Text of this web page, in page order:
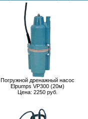
Погружной дренажный насос
Elpumps VP300 (20м)
Цена: 2250 руб.